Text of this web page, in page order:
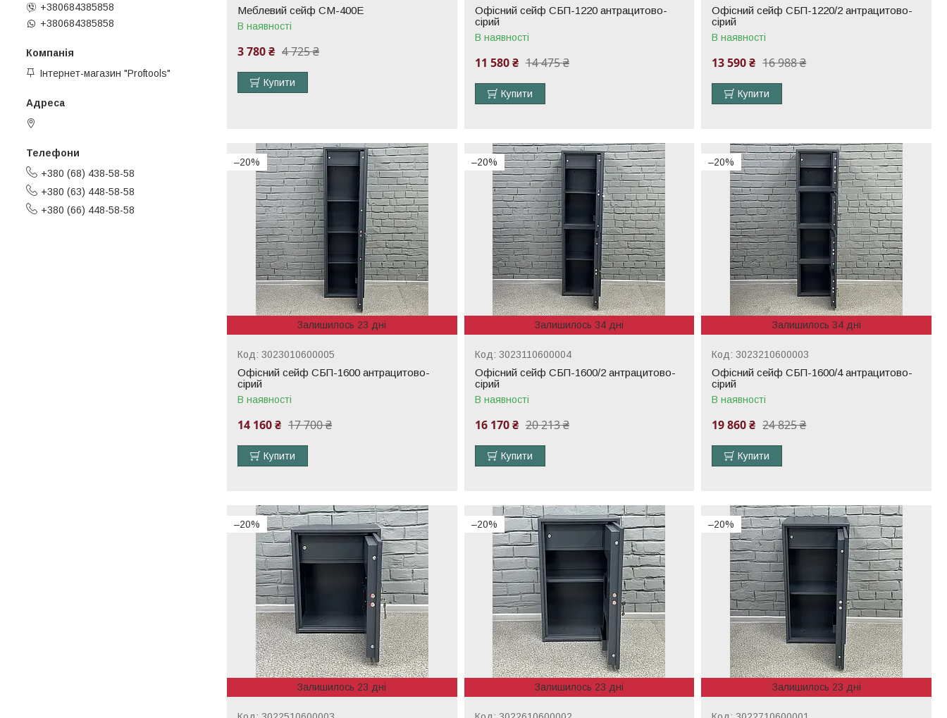
Меблевий сейф СМ-400Е
В наявності
4 725 ₴
3 780 ₴
Купити
Офісний сейф CБП-1220 антрацитово-
сірий
В наявності
14 475 ₴
11 580 ₴
Купити
Офісний сейф CБП-1220/2 антрацитово-
сірий
В наявності
16 988 ₴
13 590 ₴
Купити
–20%
Залишилось 23 дні
3023010600005
Офісний сейф CБП-1600 антрацитово-
сірий
В наявності
17 700 ₴
14 160 ₴
Купити
–20%
Залишилось 34 дні
3023110600004
Офісний сейф CБП-1600/2 антрацитово-
сірий
В наявності
20 213 ₴
16 170 ₴
Купити
–20%
Залишилось 34 дні
3023210600003
Офісний сейф CБП-1600/4 антрацитово-
сірий
В наявності
24 825 ₴
19 860 ₴
Купити
–20%
Залишилось 23 дні
–20%
Залишилось 23 дні
–20%
Залишилось 23 дні
+380684385858
+380684385858
Інтернет-магазин "Proftools"
+380 (68) 438-58-58
+380 (63) 448-58-58
+380 (66) 448-58-58